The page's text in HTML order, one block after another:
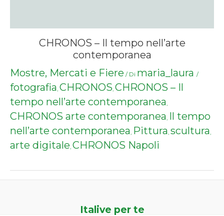
CHRONOS – Il tempo nell’arte
contemporanea
Mostre, Mercati e Fiere / Di maria_laura /
fotografia, CHRONOS, CHRONOS – Il
tempo nell’arte contemporanea,
CHRONOS arte contemporanea,
Il tempo
nell’arte contemporanea, Pittura, scultura,
arte digitale, CHRONOS Napoli
Italive per te